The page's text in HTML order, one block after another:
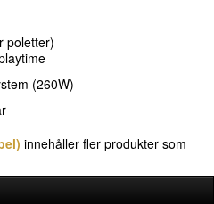
poletter)
(260W)
innehåller fler produkter som